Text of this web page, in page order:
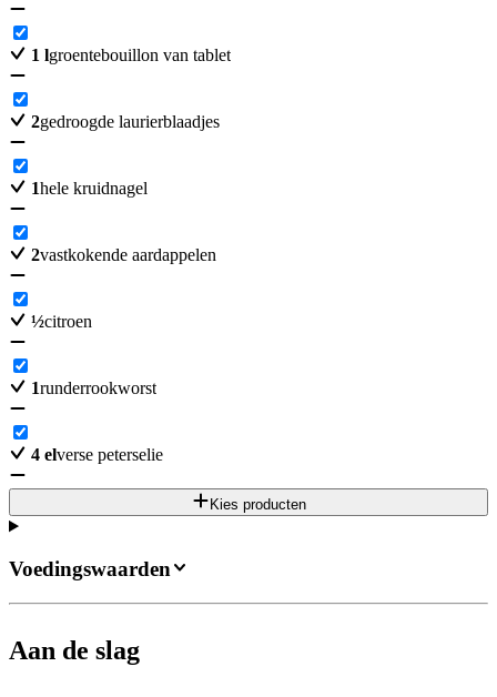
1 lgroentebouillon van tablet
2gedroogde laurierblaadjes
1hele kruidnagel
2vastkokende aardappelen
½citroen
1runderrookworst
4 elverse peterselie
Kies producten
Aan de slag
Voedingswaarden